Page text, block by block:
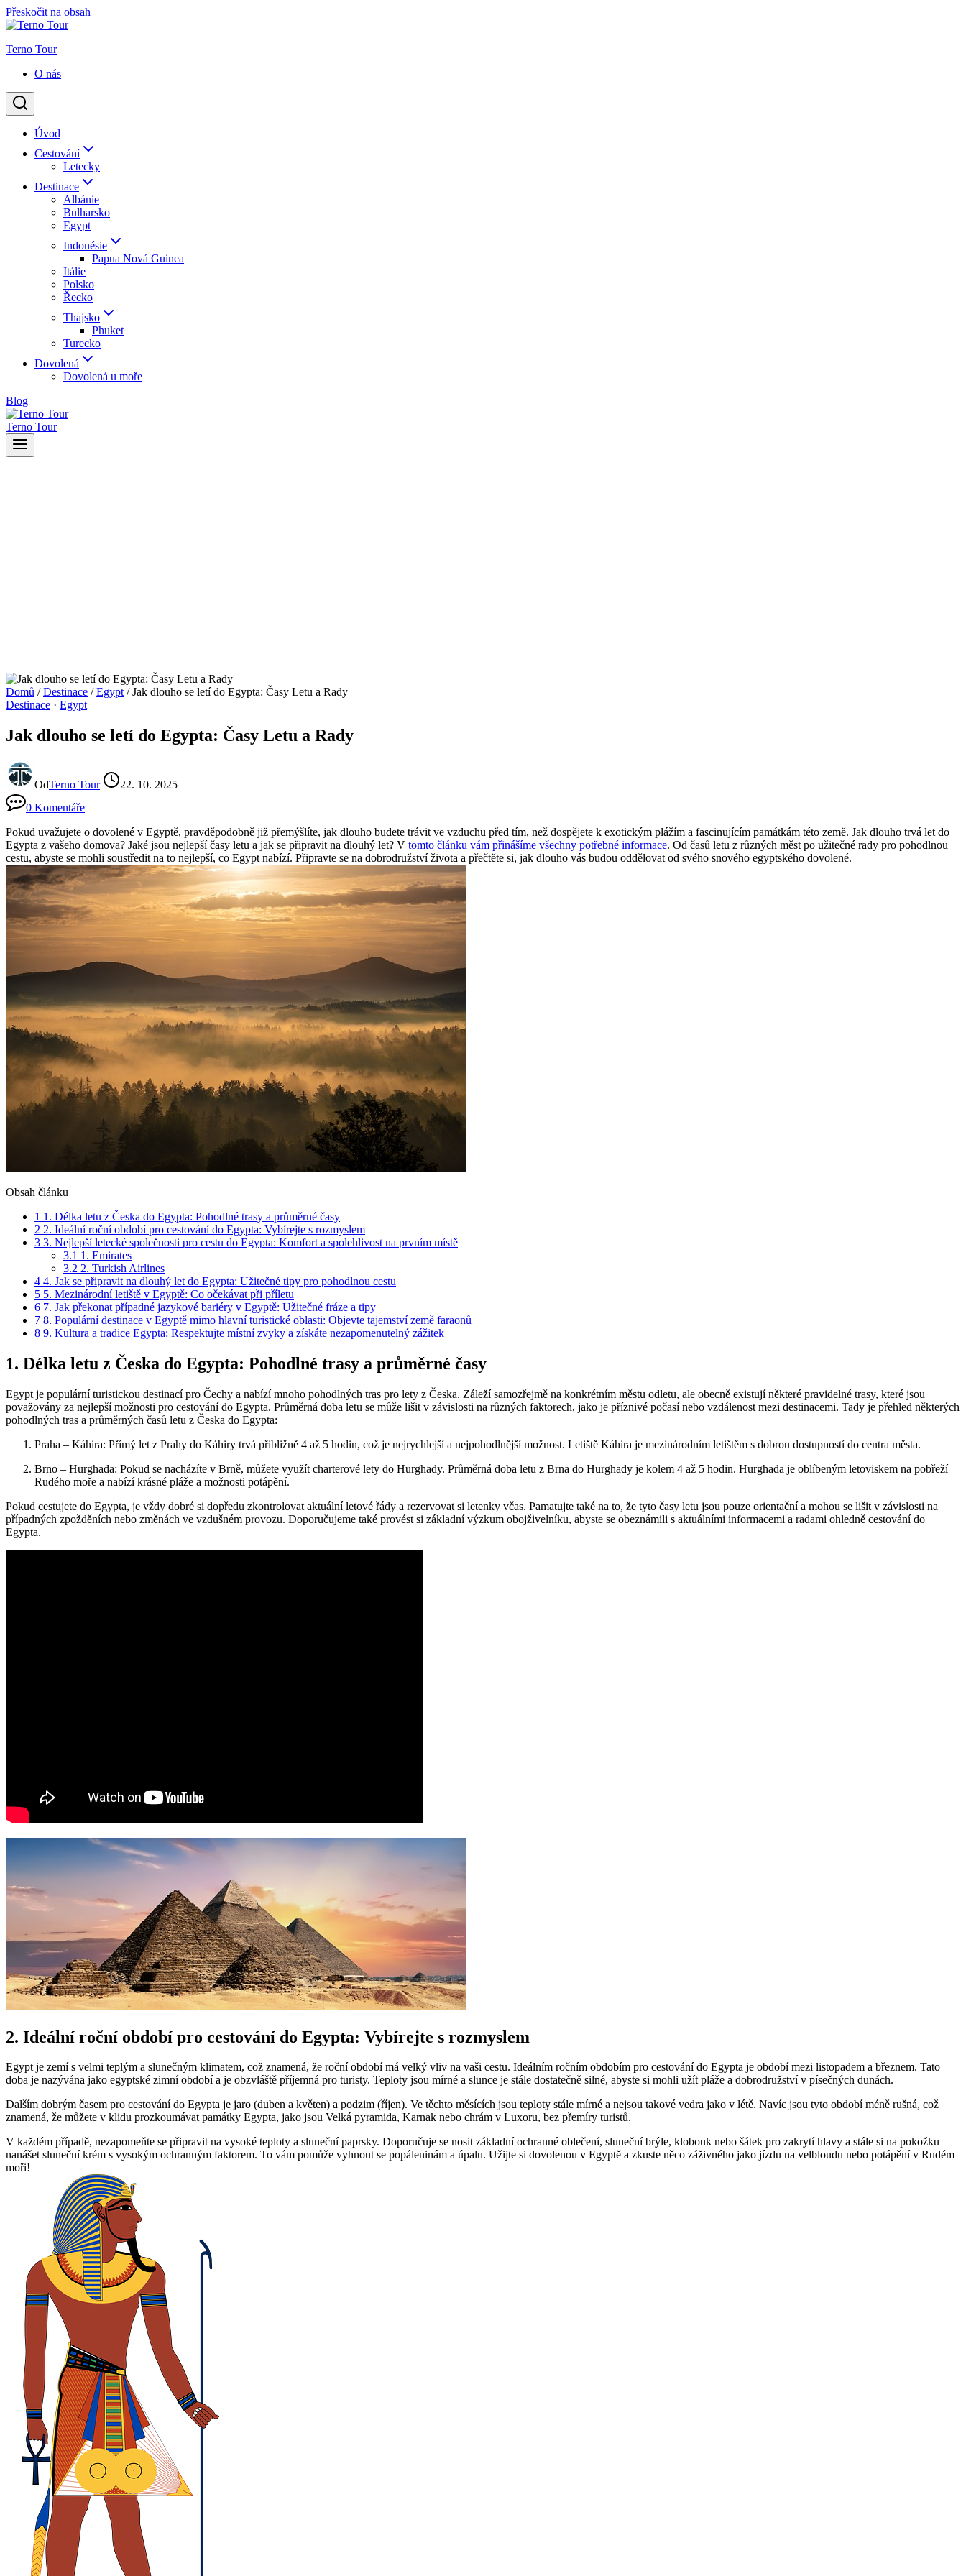
Přeskočit na obsah
Terno Tour
O nás
Úvod
Cestování
Letecky
Destinace
Albánie
Bulharsko
Egypt
Indonésie
Papua Nová Guinea
Itálie
Polsko
Řecko
Thajsko
Phuket
Turecko
Dovolená
Dovolená u moře
Blog
Terno Tour
Domů / Destinace / Egypt / Jak dlouho se letí do Egypta: Časy Letu a Rady
Destinace · Egypt
Jak dlouho se letí do Egypta: Časy Letu a Rady
OdTerno Tour
22. 10. 2025
0 Komentáře
Pokud uvažujete o dovolené v Egyptě, pravděpodobně již přemýšlíte, jak dlouho budete trávit ve vzduchu před tím, než dospějete k exotickým plážím a fascinujícím památkám této země. Jak dlouho trvá let do
Egypta z vašeho domova? Jaké jsou nejlepší časy letu a jak se připravit na dlouhý let? V tomto článku vám přinášíme všechny potřebné informace. Od časů letu z různých měst po užitečné rady pro pohodlnou
cestu, abyste se mohli soustředit na to nejlepší, co Egypt nabízí. Připravte se na dobrodružství života a přečtěte si, jak dlouho vás budou oddělovat od svého snového egyptského dovolené.
Obsah článku
1 1. Délka letu z Česka do Egypta: Pohodlné trasy a průměrné časy
2 2. Ideální roční období pro cestování do Egypta: Vybírejte s rozmyslem
3 3. Nejlepší letecké společnosti pro cestu do Egypta: Komfort a spolehlivost na prvním místě
3.1 1. Emirates
3.2 2. Turkish Airlines
4 4. Jak se připravit na dlouhý let do Egypta: Užitečné tipy pro pohodlnou cestu
5 5. Mezinárodní letiště v Egyptě: Co očekávat při příletu
6 7. Jak překonat případné jazykové bariéry v Egyptě: Užitečné fráze a tipy
7 8. Populární destinace v Egyptě mimo hlavní turistické oblasti: Objevte tajemství země faraonů
8 9. Kultura a tradice Egypta: Respektujte místní zvyky a získáte nezapomenutelný zážitek
1. Délka letu z Česka do Egypta: Pohodlné trasy a průměrné časy
Egypt je populární turistickou destinací pro Čechy a nabízí mnoho pohodlných tras pro lety z Česka. Záleží samozřejmě na konkrétním městu odletu, ale obecně existují některé pravidelné trasy, které jsou
považovány za nejlepší možnosti pro cestování do Egypta. Průměrná doba letu se může lišit v závislosti na různých faktorech, jako je příznivé počasí nebo vzdálenost mezi destinacemi. Tady je přehled některých
pohodlných tras a průměrných časů letu z Česka do Egypta:
Praha – Káhira: Přímý let z Prahy do Káhiry trvá přibližně 4 až 5 hodin, což je nejrychlejší a nejpohodlnější možnost. Letiště Káhira je mezinárodním letištěm s dobrou dostupností do centra města.
Brno – Hurghada: Pokud se nacházíte v Brně, můžete využít charterové lety do Hurghady. Průměrná doba letu z Brna do Hurghady je kolem 4 až 5 hodin. Hurghada je oblíbeným letoviskem na pobřeží
Rudého moře a nabízí krásné pláže a možnosti potápění.
Pokud cestujete do Egypta, je vždy dobré si dopředu zkontrolovat aktuální letové řády a rezervovat si letenky včas. Pamatujte také na to, že tyto časy letu jsou pouze orientační a mohou se lišit v závislosti na
případných zpožděních nebo změnách ve vzdušném provozu. Doporučujeme také provést si základní výzkum obojživelníku, abyste se obeznámili s aktuálními informacemi a radami ohledně cestování do
Egypta.
2. Ideální roční období pro cestování do Egypta: Vybírejte s rozmyslem
Egypt je zemí s velmi teplým a slunečným klimatem, což znamená, že roční období má velký vliv na vaši cestu. Ideálním ročním obdobím pro cestování do Egypta je období mezi listopadem a březnem. Tato
doba je nazývána jako egyptské zimní období a je obzvláště příjemná pro turisty. Teploty jsou mírné a slunce je stále dostatečně silné, abyste si mohli užít pláže a dobrodružství v písečných dunách.
Dalším dobrým časem pro cestování do Egypta je jaro (duben a květen) a podzim (říjen). Ve těchto měsících jsou teploty stále mírné a nejsou takové vedra jako v létě. Navíc jsou tyto období méně rušná, což
znamená, že můžete v klidu prozkoumávat památky Egypta, jako jsou Velká pyramida, Karnak nebo chrám v Luxoru, bez přemíry turistů.
V každém případě, nezapomeňte se připravit na vysoké teploty a sluneční paprsky. Doporučuje se nosit základní ochranné oblečení, sluneční brýle, klobouk nebo šátek pro zakrytí hlavy a stále si na pokožku
nanášet sluneční krém s vysokým ochranným faktorem. To vám pomůže vyhnout se popáleninám a úpalu. Užijte si dovolenou v Egyptě a zkuste něco záživného jako jízdu na velbloudu nebo potápění v Rudém
moři!